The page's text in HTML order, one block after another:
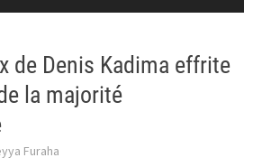
de Denis Kadima effrite
la majorité
Furaha